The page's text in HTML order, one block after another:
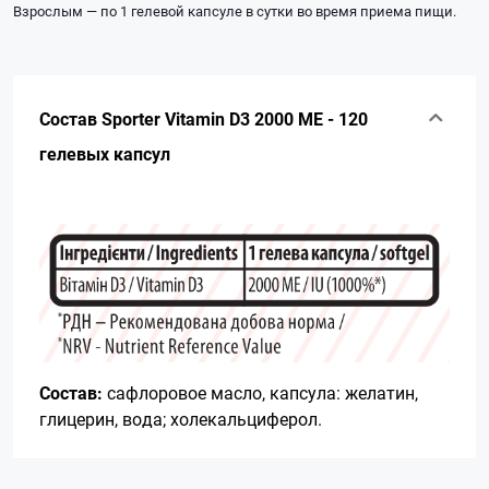
Взрослым — по 1 гелевой капсуле в сутки во время приема пищи.
Состав Sporter Vitamin D3 2000 ME - 120
гелевых капсул
Состав: сафлоровое масло, капсула: желатин,
глицерин, вода; холекальциферол.